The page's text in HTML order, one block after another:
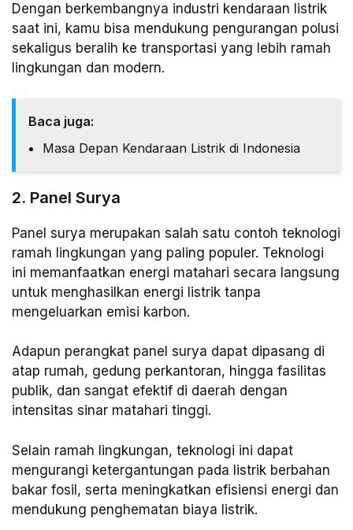
Dengan berkembangnya industri kendaraan listrik
saat ini, kamu bisa mendukung pengurangan polusi
sekaligus beralih ke transportasi yang lebih ramah
lingkungan dan modern.
Baca juga:
Masa Depan Kendaraan Listrik di Indonesia
2. Panel Surya
Panel surya merupakan salah satu contoh teknologi
ramah lingkungan yang paling populer. Teknologi
ini memanfaatkan energi matahari secara langsung
untuk menghasilkan energi listrik tanpa
mengeluarkan emisi karbon.
Adapun perangkat panel surya dapat dipasang di
atap rumah, gedung perkantoran, hingga fasilitas
publik, dan sangat efektif di daerah dengan
intensitas sinar matahari tinggi.
Selain ramah lingkungan, teknologi ini dapat
mengurangi ketergantungan pada listrik berbahan
bakar fosil, serta meningkatkan efisiensi energi dan
mendukung penghematan biaya listrik.